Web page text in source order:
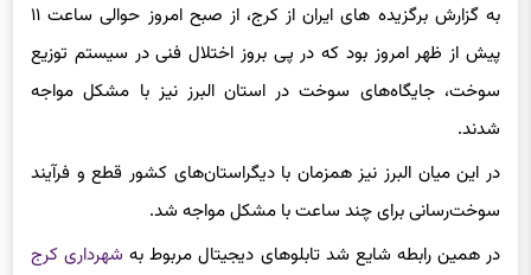
به گزارش برگزیده های ایران از کرج، از صبح امروز حوالی ساعت ۱۱
پیش از ظهر امروز بود که در پی بروز اختلال فنی در سیستم توزیع
سوخت، جایگاه‌های سوخت در استان البرز نیز با مشکل مواجه
شدند.
در این میان البرز نیز همزمان با دیگراستان‌های کشور قطع و فرآیند
سوخت‌رسانی برای چند ساعت با مشکل مواجه شد.
در همین رابطه شایع شد تابلوهای دیجیتال مربوط به شهرداری کرج